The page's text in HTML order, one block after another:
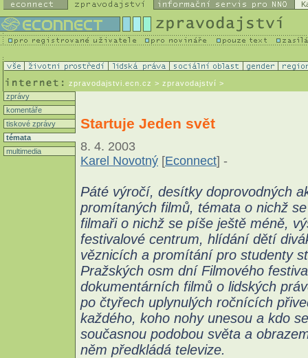
zpravodajstvi.ecn.cz > zpravodajství >
zprávy
komentáře
tiskové zprávy
témata
multimedia
Startuje Jeden svět
8. 4. 2003
Karel Novotný [Econnect] -
Páté výročí, desítky doprovodných
promítaných filmů, témata o nichž
filmaři o nichž se píše ještě méně,
festivalové centrum, hlídání dětí
věznicích a promítání pro studenty
Pražských osm dní Filmového
dokumentárních filmů o lidských
po čtyřech uplynulých ročnících
každého, koho nohy unesou a kdo
současnou podobou světa a
něm předkládá televize.